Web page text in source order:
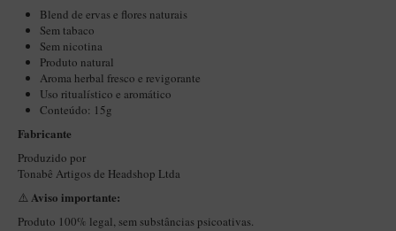
Montana
Mouton
New Rose
New Rose Polido
Petrus
Piccolo
Premium
Sextavado
Blend de ervas e flores naturais
Sem tabaco
Sem nicotina
Produto natural
Aroma herbal fresco e revigorante
Uso ritualístico e aromático
Conteúdo: 15g
Fabricante
Produzido por
Tonabê Artigos de Headshop Ltda
⚠️Aviso importante:
Produto 100% legal, sem substâncias psicoativas.